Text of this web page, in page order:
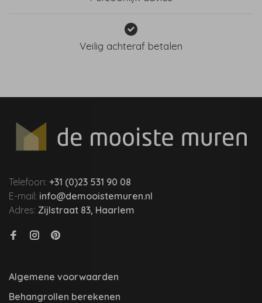
Veilig achteraf betalen
Telefoon: +31 (0)23 531 90 08
E-mail: info@demooistemuren.nl
Adres: Zijlstraat 83, Haarlem
Algemene voorwaarden
Behangrollen berekenen